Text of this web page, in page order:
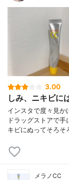
3.00
しみ、ニキビに
インスタで度々見か
ドラッグストアで
キビにぬってそろ
メラノCC